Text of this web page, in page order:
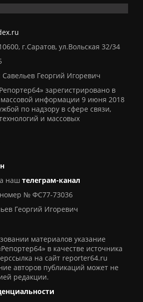
г.Саратов, ул.Вольская 32/34
Георгий Игоревич
зарегистрировано в
массовой информации 9 июня 2018
по надзору в сфере связи,
и массовых
наш телеграм-канал
№ ФС77-73036
Георгий Игоревич
материалов указание
в качестве источника
на сайт reporter64.ru
авторов публикаций может не
редакции.